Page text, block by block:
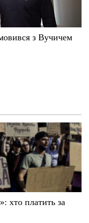
з Вучичем
хто платить за